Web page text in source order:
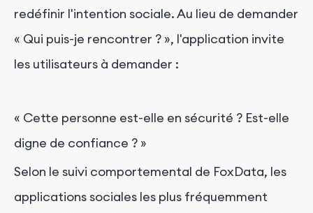
redéfinir l'intention sociale. Au lieu de demander
« Qui puis-je rencontrer ? », l'application invite
les utilisateurs à demander :
« Cette personne est-elle en sécurité ? Est-elle
digne de confiance ? »
Selon le suivi comportemental de FoxData, les
applications sociales les plus fréquemment